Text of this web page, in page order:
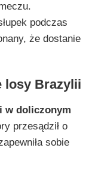
podczas
że dostanie
losy Brazylii
w doliczonym
przesądził o
sobie